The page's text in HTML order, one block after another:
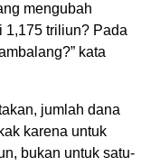
mengubah
1,175 triliun? Pada
kata
jumlah dana
karena untuk
bukan untuk satu-